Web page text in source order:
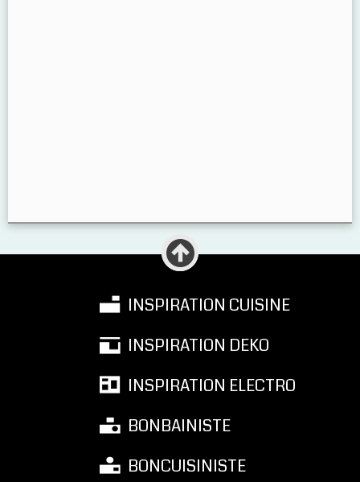
INSPIRATION CUISINE
INSPIRATION DEKO
INSPIRATION ELECTRO
BONBAINISTE
BONCUISINISTE